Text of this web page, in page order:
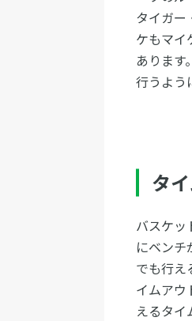
タイガー
ケもマイ
あります
行うよう
タ
バスケッ
にベン
でも行え
イムアウ
えるタ